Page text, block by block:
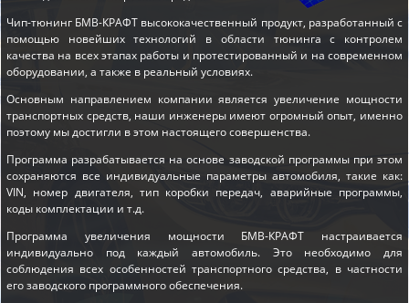
Чип-тюнинг БМВ-КРАФТ высококачественный продукт, разработанный с
помощью новейших технологий в области тюнинга с контролем
качества на всех этапах работы и протестированный и на современном
оборудовании, а также в реальный условиях.
Основным направлением компании является увеличение мощности
транспортных средств, наши инженеры имеют огромный опыт, именно
поэтому мы достигли в этом настоящего совершенства.
Программа разрабатывается на основе заводской программы при этом
сохраняются все индивидуальные параметры автомобиля, такие как:
VIN, номер двигателя, тип коробки передач, аварийные программы,
коды комплектации и т.д.
Программа увеличения мощности БМВ-КРАФТ настраивается
индивидуально под каждый автомобиль. Это необходимо для
соблюдения всех особенностей транспортного средства, в частности
его заводского программного обеспечения.